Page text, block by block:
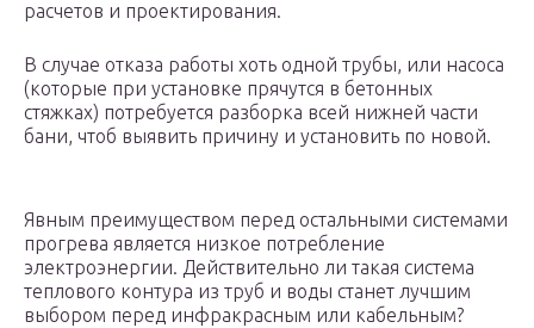
расчетов и проектирования.
В случае отказа работы хоть одной трубы, или насоса
(которые при установке прячутся в бетонных
стяжках) потребуется разборка всей нижней части
бани, чтоб выявить причину и установить по новой.
Явным преимуществом перед остальными системами
прогрева является низкое потребление
электроэнергии. Действительно ли такая система
теплового контура из труб и воды станет лучшим
выбором перед инфракрасным или кабельным?